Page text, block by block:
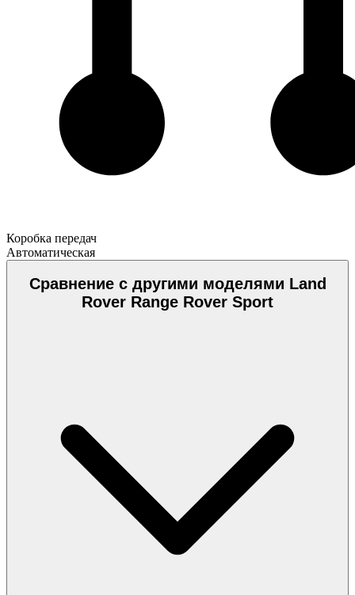
Коробка передач
Автоматическая
Сравнение с другими моделями Land
Rover Range Rover Sport